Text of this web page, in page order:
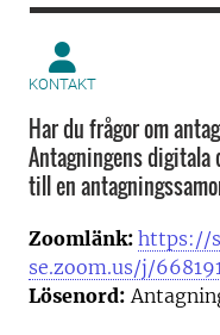
KONTAKT
Har du frågor om
Antagningens digitala
till en
Zoomlänk: https://
se.zoom.us/j/
Lösenord: